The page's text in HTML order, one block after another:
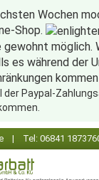
Wochen
Shop.
gewohnt möglich.
es während der
der Paypal-